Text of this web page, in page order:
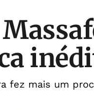
fez mais um